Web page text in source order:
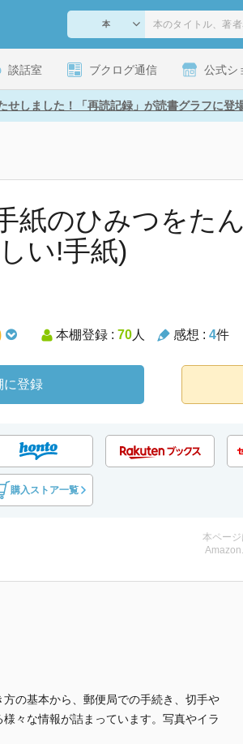
談話室 ブクログ通信 公式シ
せしました！「再読記録」が読書グラフに登
紙のひみつをた
い!手紙)
本棚登録 : 70人 感想 : 4件
に登録
購入ストア一覧
本ペー
の基本から、郵便局での手続き、切手や
々な情報が詰まっています。写真やイラ